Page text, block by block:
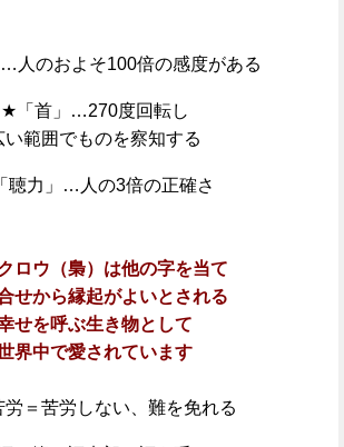
人のおよそ100倍の感度がある
★「首」…270度回転し
い範囲でものを察知する
聴力」…人の3倍の正確さ
ロウ（梟）は他の字を当て
せから縁起がよいとされる
せを呼ぶ生き物として
界中で愛されています
＝苦労しない、難を免れる